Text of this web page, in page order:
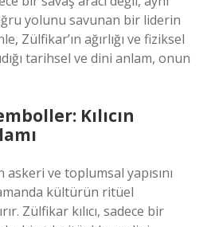
yolunu savunan bir liderin
Zülfikar’ın ağırlığı ve fiziksel
tarihsel ve dini anlam, onun
Kılıcın
askeri ve toplumsal yapısını
kültürün ritüel
Zülfikar kılıcı, sadece bir